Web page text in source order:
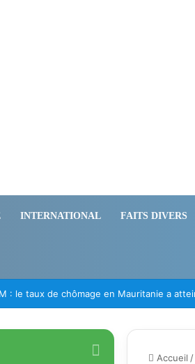
INTERNATIONAL FAITS DIVERS
appelle à la libération des Mauritaniens
Accueil /